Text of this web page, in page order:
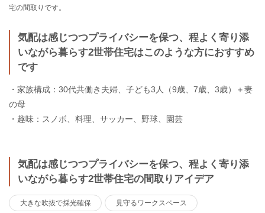
宅の間取りです。
気配は感じつつプライバシーを保つ、程よく寄り添
いながら暮らす2世帯住宅はこのような方におすすめ
です
・家族構成：30代共働き夫婦、子ども3人（9歳、7歳、3歳）＋妻
の母
・趣味：スノボ、料理、サッカー、野球、園芸
気配は感じつつプライバシーを保つ、程よく寄り添
いながら暮らす2世帯住宅の間取りアイデア
大きな吹抜で採光確保 見守るワークスペース